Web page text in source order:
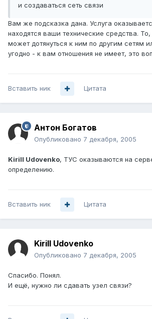
и создаваться сеть связи
Вам же подсказка дана. Услуга
находятся ваши технические средства. То,
может дотянуться к ним по другим сетям
угодно - к вам отношения не имеет, это
Вставить ник Цитата
Антон Богатов
Опубликовано 7 декабря, 2005
Kirill Udovenko, ТУС оказываются на
определению.
Вставить ник Цитата
Kirill Udovenko
Опубликовано 7 декабря, 2005
Спасибо. Понял.
И ещё, нужно ли сдавать узел связи?